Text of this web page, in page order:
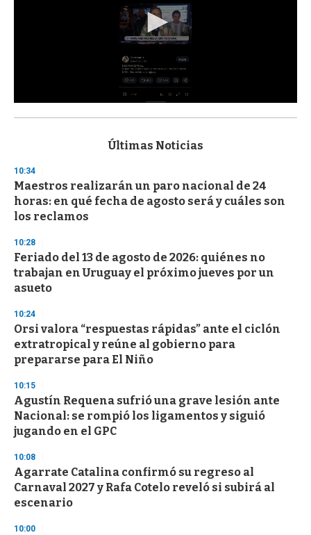
s
d
s
o
f
3
s
e
c
o
n
Últimas Noticias
10:34
Maestros realizarán un paro nacional de 24
horas: en qué fecha de agosto será y cuáles son
los reclamos
10:28
Feriado del 13 de agosto de 2026: quiénes no
trabajan en Uruguay el próximo jueves por un
asueto
10:24
Orsi valora “respuestas rápidas” ante el ciclón
extratropical y reúne al gobierno para
prepararse para El Niño
10:15
Agustín Requena sufrió una grave lesión ante
Nacional: se rompió los ligamentos y siguió
jugando en el GPC
10:08
Agarrate Catalina confirmó su regreso al
Carnaval 2027 y Rafa Cotelo reveló si subirá al
escenario
10:00